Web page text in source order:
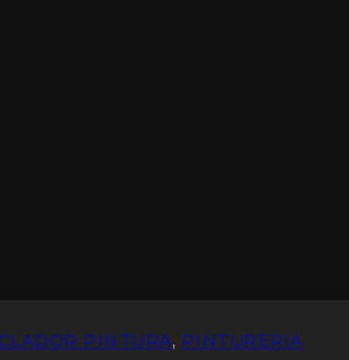
PINTURA, PINTURERIA